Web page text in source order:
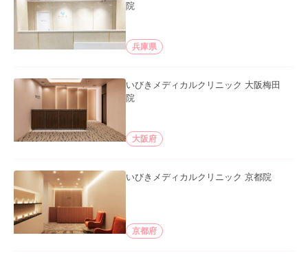
院
兵庫県
いびきメディカルクリニック 大阪梅田
院
大阪府
いびきメディカルクリニック 京都院
京都府